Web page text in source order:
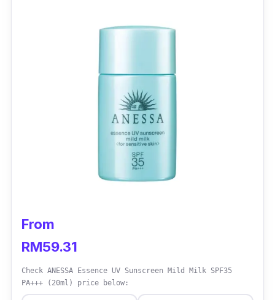
From
RM59.31
Check ANESSA Essence UV Sunscreen Mild Milk SPF35
PA+++ (20ml) price below: